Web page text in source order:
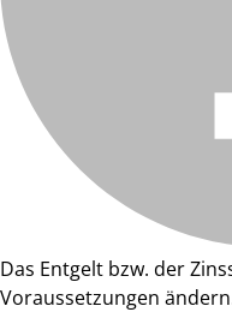
Das Entgelt bzw. der
Voraussetzungen